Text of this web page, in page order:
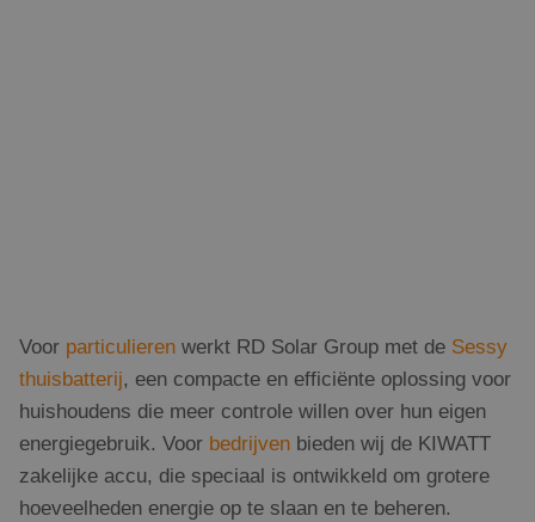
Voor particulieren werkt RD Solar Group met de Sessy
thuisbatterij, een compacte en efficiënte oplossing voor
huishoudens die meer controle willen over hun eigen
energiegebruik. Voor bedrijven bieden wij de KIWATT
zakelijke accu, die speciaal is ontwikkeld om grotere
hoeveelheden energie op te slaan en te beheren.